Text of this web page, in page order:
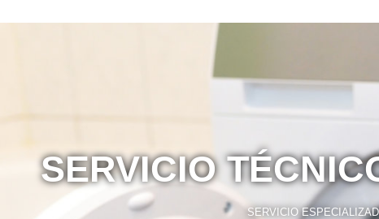
SERVICIO
SERVICIO